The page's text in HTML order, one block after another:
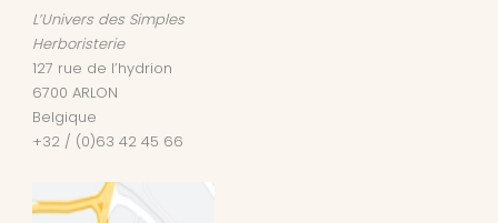
L’Univers des Simples
Herboristerie
127 rue de l’hydrion
6700 ARLON
Belgique
+32 / (0)63 42 45 66